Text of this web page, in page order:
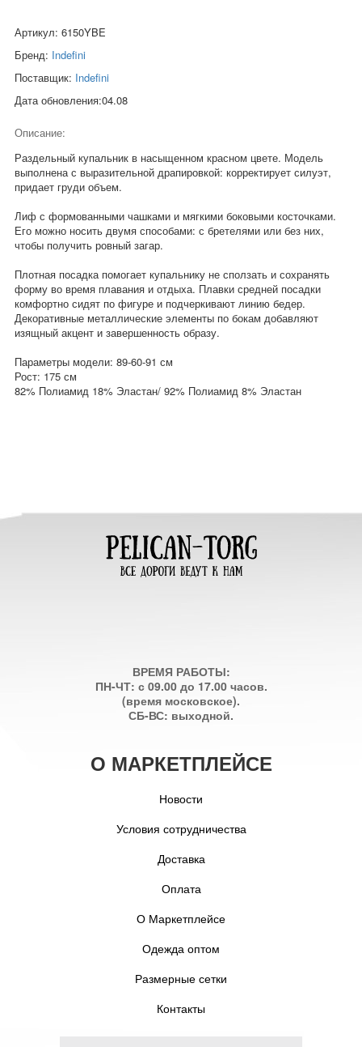
Артикул: 6150YBE
Бренд: Indefini
Поставщик: Indefini
Дата обновления:04.08
Описание:
Раздельный купальник в насыщенном красном цвете. Модель
выполнена с выразительной драпировкой: корректирует силуэт,
придает груди объем.
Лиф с формованными чашками и мягкими боковыми косточками.
Его можно носить двумя способами: с бретелями или без них,
чтобы получить ровный загар.
Плотная посадка помогает купальнику не сползать и сохранять
форму во время плавания и отдыха. Плавки средней посадки
комфортно сидят по фигуре и подчеркивают линию бедер.
Декоративные металлические элементы по бокам добавляют
изящный акцент и завершенность образу.
Параметры модели: 89-60-91 см
Рост: 175 см
82% Полиамид 18% Эластан/ 92% Полиамид 8% Эластан
ВРЕМЯ РАБОТЫ:
ПН-ЧТ: с 09.00 до 17.00 часов.
(время московское).
СБ-ВС: выходной.
О МАРКЕТПЛЕЙСЕ
Новости
Условия сотрудничества
Доставка
Оплата
О Маркетплейсе
Одежда оптом
Размерные сетки
Контакты